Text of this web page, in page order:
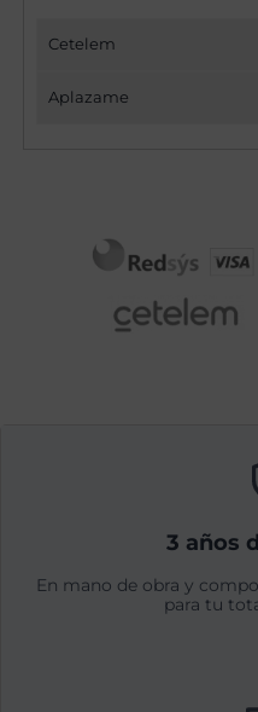
Cetelem
Aplazame
3 años
En mano de obra y
para tu